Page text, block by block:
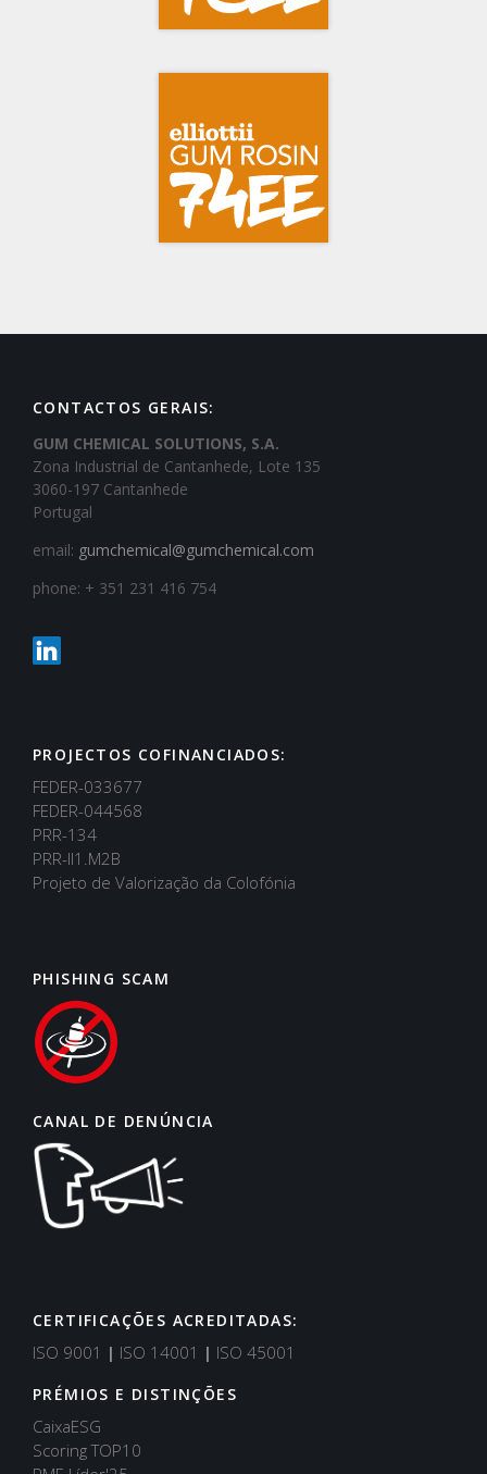
CONTACTOS GERAIS:
GUM CHEMICAL SOLUTIONS, S.A.
Zona Industrial de Cantanhede, Lote 135
3060-197 Cantanhede
Portugal
email: gumchemical@gumchemical.com
phone: + 351 231 416 754
PROJECTOS COFINANCIADOS:
FEDER-033677
FEDER-044568
PRR-134
PRR-II1.M2B
Projeto de Valorização da Colofónia
PHISHING SCAM
CANAL DE DENÚNCIA
CERTIFICAÇÕES ACREDITADAS:
ISO 9001 | ISO 14001 | ISO 45001
PRÉMIOS E DISTINÇÕES
CaixaESG
Scoring TOP10